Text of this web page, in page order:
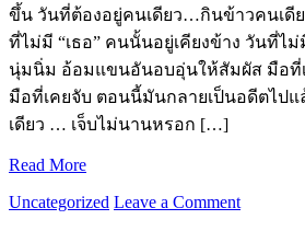
ขึ้น วันที่ต้องอยู่คนเดียว…กินข้าวคนเดี
ที่ไม่มี “เธอ” คนนั้นอยู่เคียงข้าง วันที่ไ
นุ่มนิ่ม อ้อมแขนอันอบอุ่นให้สัมผัส มือที่
มือที่เคยจับ ตอนนี้มันกลายเป็นอดีตไป
เดียว … เจ็บไม่นานหรอก […]
Read More
Uncategorized Leave a Comment